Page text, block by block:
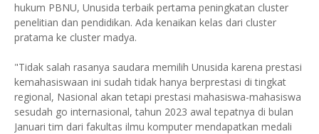
hukum PBNU, Unusida terbaik pertama peningkatan cluster
penelitian dan pendidikan. Ada kenaikan kelas dari cluster
pratama ke cluster madya.
"Tidak salah rasanya saudara memilih Unusida karena prestasi
kemahasiswaan ini sudah tidak hanya berprestasi di tingkat
regional, Nasional akan tetapi prestasi mahasiswa-mahasiswa
sesudah go internasional, tahun 2023 awal tepatnya di bulan
Januari tim dari fakultas ilmu komputer mendapatkan medali